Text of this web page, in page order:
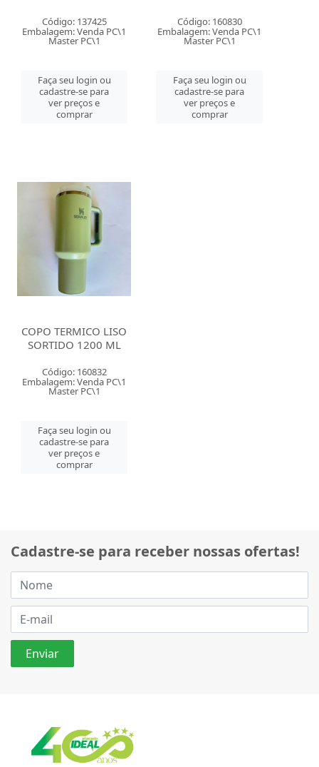
Código: 137425
Embalagem: Venda PC\1
Master PC\1
Faça seu login ou
cadastre-se para
ver preços e
comprar
Código: 160830
Embalagem: Venda PC\1
Master PC\1
Faça seu login ou
cadastre-se para
ver preços e
comprar
COPO TERMICO LISO
SORTIDO 1200 ML
Código: 160832
Embalagem: Venda PC\1
Master PC\1
Faça seu login ou
cadastre-se para
ver preços e
comprar
Cadastre-se para receber nossas ofertas!